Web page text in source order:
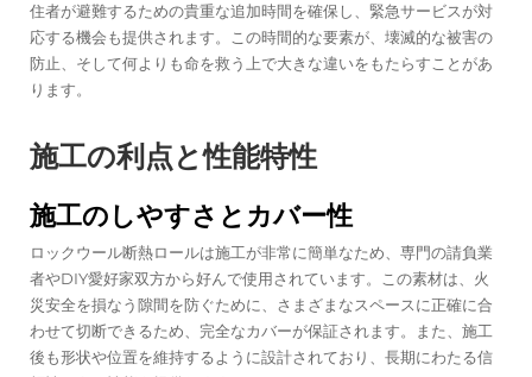
住者が避難するための貴重な追加時間を確保し、緊急サービスが対
応する機会も提供されます。この時間的な要素が、壊滅的な被害の
防止、そして何よりも命を救う上で大きな違いをもたらすことがあ
ります。
施工の利点と性能特性
施工のしやすさとカバー性
ロックウール断熱ロールは施工が非常に簡単なため、専門の請負業
者やDIY愛好家双方から好んで使用されています。この素材は、火
災安全を損なう隙間を防ぐために、さまざまなスペースに正確に合
わせて切断できるため、完全なカバーが保証されます。また、施工
後も形状や位置を維持するように設計されており、長期にわたる信